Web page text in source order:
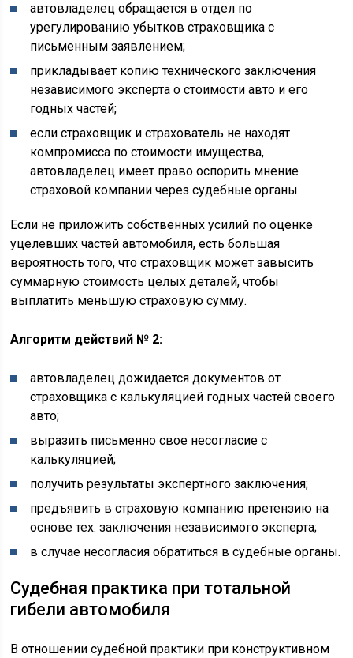
автовладелец обращается в отдел по
урегулированию убытков страховщика с
письменным заявлением;
прикладывает копию технического заключения
независимого эксперта о стоимости авто и его
годных частей;
если страховщик и страхователь не находят
компромисса по стоимости имущества,
автовладелец имеет право оспорить мнение
страховой компании через судебные органы.
Если не приложить собственных усилий по оценке
уцелевших частей автомобиля, есть большая
вероятность того, что страховщик может завысить
суммарную стоимость целых деталей, чтобы
выплатить меньшую страховую сумму.
Алгоритм действий № 2:
автовладелец дожидается документов от
страховщика с калькуляцией годных частей своего
авто;
выразить письменно свое несогласие с
калькуляцией;
получить результаты экспертного заключения;
предъявить в страховую компанию претензию на
основе тех. заключения независимого эксперта;
в случае несогласия обратиться в судебные органы.
Судебная практика при тотальной
гибели автомобиля
В отношении судебной практики при конструктивном